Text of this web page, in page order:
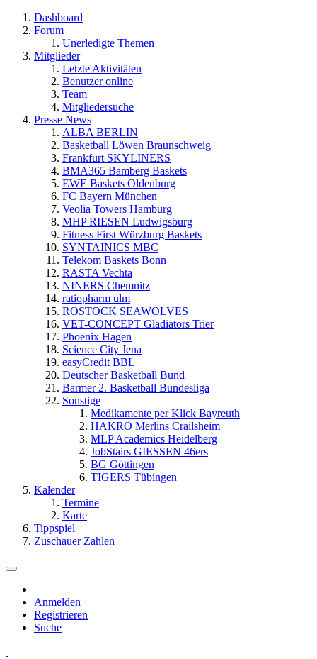
Dashboard
Forum
Unerledigte Themen
Mitglieder
Letzte Aktivitäten
Benutzer online
Team
Mitgliedersuche
Presse News
ALBA BERLIN
Basketball Löwen Braunschweig
Frankfurt SKYLINERS
BMA365 Bamberg Baskets
EWE Baskets Oldenburg
FC Bayern München
Veolia Towers Hamburg
MHP RIESEN Ludwigsburg
Fitness First Würzburg Baskets
SYNTAINICS MBC
Telekom Baskets Bonn
RASTA Vechta
NINERS Chemnitz
ratiopharm ulm
ROSTOCK SEAWOLVES
VET-CONCEPT Gladiators Trier
Phoenix Hagen
Science City Jena
easyCredit BBL
Deutscher Basketball Bund
Barmer 2. Basketball Bundesliga
Sonstige
Medikamente per Klick Bayreuth
HAKRO Merlins Crailsheim
MLP Academics Heidelberg
JobStairs GIESSEN 46ers
BG Göttingen
TIGERS Tübingen
Kalender
Termine
Karte
Tippspiel
Zuschauer Zahlen
Anmelden
Registrieren
Suche